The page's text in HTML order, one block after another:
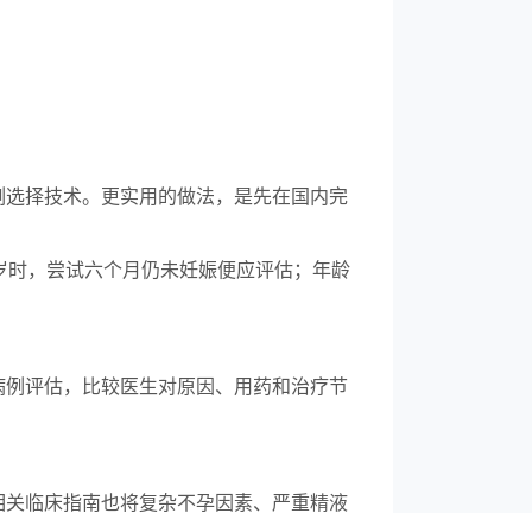
择技术。更实用的做法，是先在国内完
，尝试六个月仍未妊娠便应评估；年龄
评估，比较医生对原因、用药和治疗节
临床指南也将复杂不孕因素、严重精液